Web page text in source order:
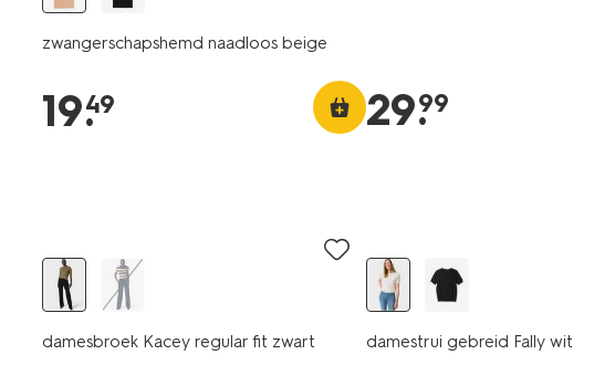
zwangerschapshemd naadloos beige
19.
49 29.
99
damesbroek Kacey regular fit zwart damestrui gebreid Fally wit